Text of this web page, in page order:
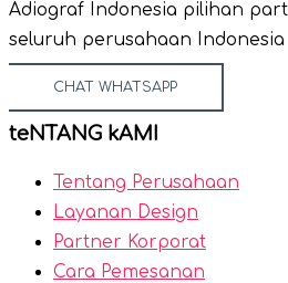
Adiograf Indonesia pilihan
seluruh perusahaan Indonesia
CHAT WHATSAPP
teNTANG kAMI
Tentang Perusahaan
Layanan Design
Partner Korporat
Cara Pemesanan